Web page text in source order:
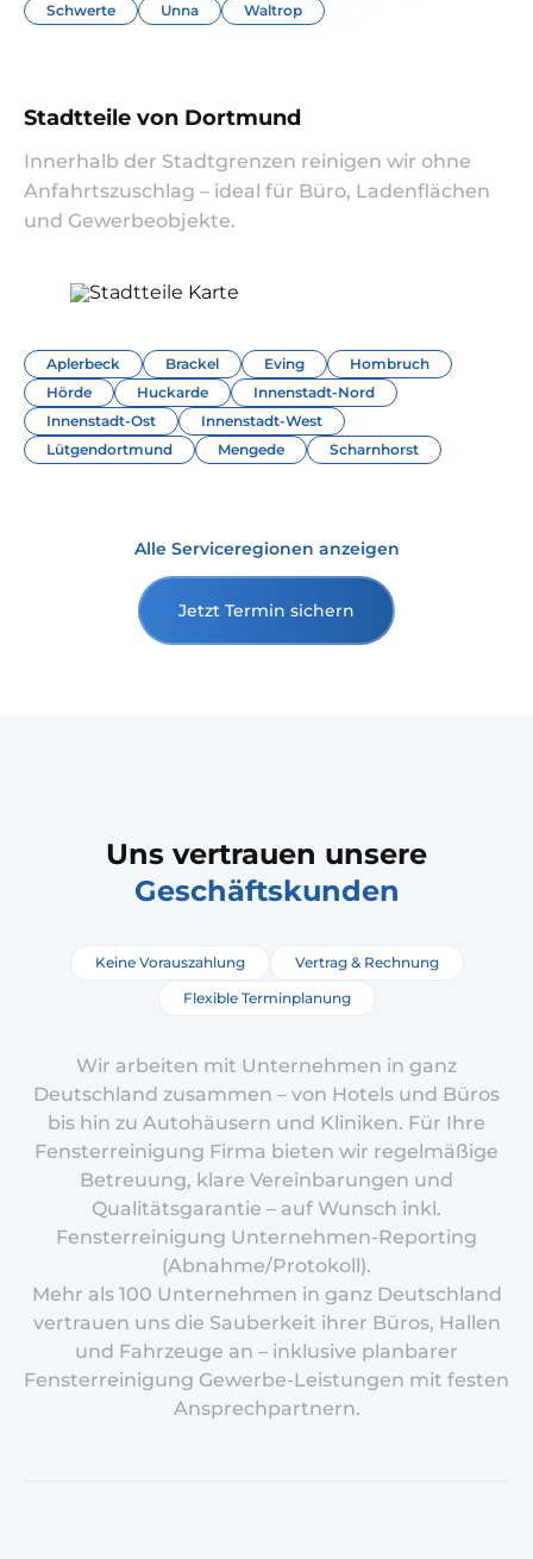
Schwerte
Unna Waltrop
Stadtteile von Dortmund
Innerhalb der Stadtgrenzen reinigen wir ohne
Anfahrtszuschlag – ideal für Büro, Ladenflächen
und Gewerbeobjekte.
Aplerbeck Brackel Eving
Hombruch
Hörde
Huckarde
Innenstadt-Nord
Innenstadt-Ost
Innenstadt-West
Lütgendortmund
Mengede Scharnhorst
Alle Serviceregionen anzeigen
Jetzt Termin sichern
Uns vertrauen unsere
Geschäftskunden
Keine Vorauszahlung
Vertrag & Rechnung
Flexible Terminplanung
Wir arbeiten mit Unternehmen in ganz
Deutschland zusammen – von Hotels und Büros
bis hin zu Autohäusern und Kliniken. Für Ihre
Fensterreinigung Firma bieten wir regelmäßige
Betreuung, klare Vereinbarungen und
Qualitätsgarantie – auf Wunsch inkl.
Fensterreinigung Unternehmen-Reporting
(Abnahme/Protokoll).
Mehr als 100 Unternehmen in ganz Deutschland
vertrauen uns die Sauberkeit ihrer Büros, Hallen
und Fahrzeuge an – inklusive planbarer
Fensterreinigung Gewerbe-Leistungen mit festen
Ansprechpartnern.